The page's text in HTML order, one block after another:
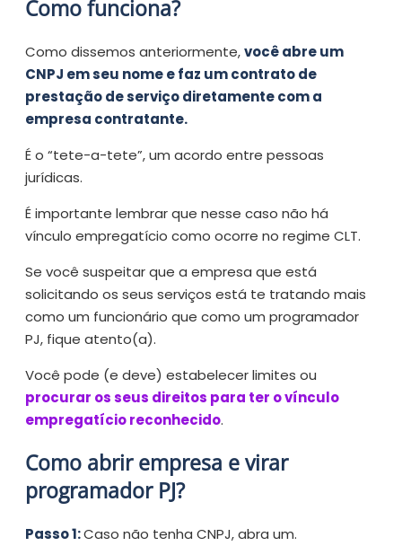
Como funciona?
Como dissemos anteriormente,você abre um
CNPJ em seu nome e faz um contrato de
prestação de serviço diretamente com a
empresa contratante.
É o “tete-a-tete”, um acordo entre pessoas
jurídicas.
É importante lembrar que nesse caso não há
vínculo empregatício como ocorre no regime CLT.
Se você suspeitar que a empresa que está
solicitando os seus serviços está te tratando mais
como um funcionário que como um programador
PJ, fique atento(a).
Você pode (e deve) estabelecer limites ou
procurar os seus direitos para ter o vínculo
empregatício reconhecido.
Como abrir empresa e virar
programador PJ?
Passo 1:Caso não tenha CNPJ, abra um.